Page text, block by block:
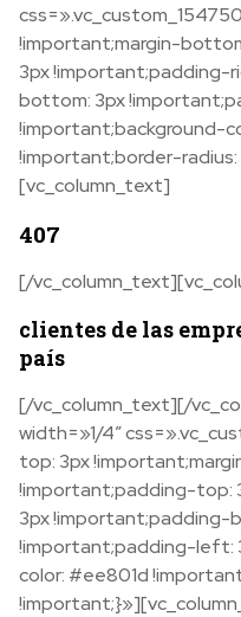
!important;margin-
3px !important;padding-
bottom: 3px
!important;background-
!important;border-
[vc_column_text]
407
[/
clientes de las
país
[/vc_column_text][/
width=»1/4″
top: 3px
!important;padding-top:
3px !important;padding-
!important;padding-left:
color: #ee801d